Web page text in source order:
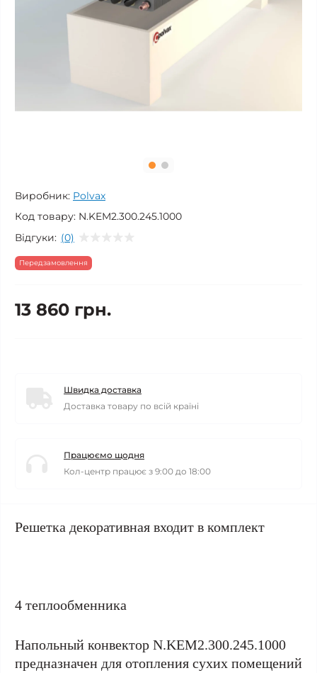
Виробник: Polvax
Код товару: N.KEM2.300.245.1000
Відгуки: (0)
Передзамовлення
13 860 грн.
Швидка доставка
Доставка товару по всій країні
Працюємо щодня
Кол-центр працює з 9:00 до 18:00
Решетка декоративная входит в комплект
4 теплообменника
Напольный конвектор N.KEM2.300.245.1000
предназначен для отопления сухих помещений